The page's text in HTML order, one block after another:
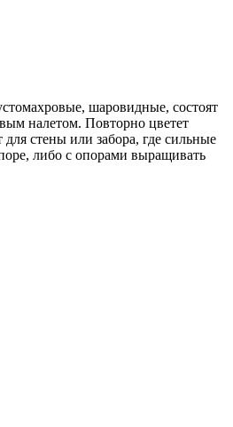
шаровидные, состоят
налетом. Повторно цветет
стены или забора, где сильные
либо с опорами выращивать